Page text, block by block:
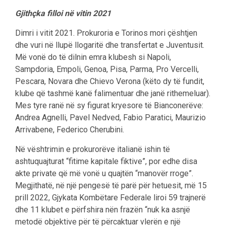
Gjithçka filloi në vitin 2021
Dimri i vitit 2021. Prokuroria e Torinos mori çështjen
dhe vuri në llupë llogaritë dhe transfertat e Juventusit.
Më vonë do të dilnin emra klubesh si Napoli,
Sampdoria, Empoli, Genoa, Pisa, Parma, Pro Vercelli,
Pescara, Novara dhe Chievo Verona (këto dy të fundit,
klube që tashmë kanë falimentuar dhe janë rithemeluar).
Mes tyre ranë në sy figurat kryesore të Bianconerëve:
Andrea Agnelli, Pavel Nedved, Fabio Paratici, Maurizio
Arrivabene, Federico Cherubini.
Në vështrimin e prokurorëve italianë ishin të
ashtuquajturat “fitime kapitale fiktive”, por edhe disa
akte private që më vonë u quajtën “manovër rroge”.
Megjithatë, në një pengesë të parë për hetuesit, më 15
prill 2022, Gjykata Kombëtare Federale liroi 59 trajnerë
dhe 11 klubet e përfshira nën frazën “nuk ka asnjë
metodë objektive për të përcaktuar vlerën e një